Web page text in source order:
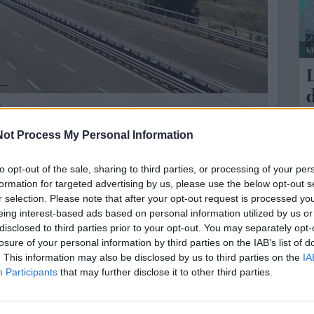
Process My Personal Information
opt-out of the sale, sharing to third parties, or processing of your
for targeted advertising by us, please use the below opt-out
selection. Please note that after your opt-out request is processed
interest-based ads based on personal information utilized by us
to third parties prior to your opt-out. You may separately
of your personal information by third parties on the IAB’s list of
This information may also be disclosed by us to third parties on the
Participants that may further disclose it to other third parties.
della strada statale 100 compiono un passo
all'esproprio su tutte le aree interessate dai
San Basilio.
pubblicato il 7 luglio, sancisce l'avvio ufficiale
positiva della conferenza dei servizi. Si
e la Regione Puglia, superando i ritardi
una lunga fase di adempimenti burocratici.
percorso accelerato grazie al decreto di
8 maggio 2026, una misura che riguarda
infrastruttura statale fino all'intersezione con la